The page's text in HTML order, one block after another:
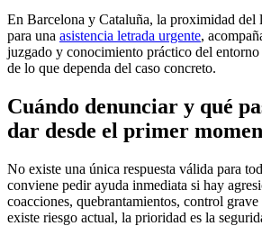
En Barcelona y Cataluña, la proximidad del
para una asistencia letrada urgente,
juzgado y conocimiento práctico del
de lo que dependa del caso concreto.
Cuándo denunciar y qué
dar desde el primer
No existe una única respuesta válida para
conviene pedir ayuda inmediata si hay
coacciones, quebrantamientos, control
existe riesgo actual, la prioridad es la